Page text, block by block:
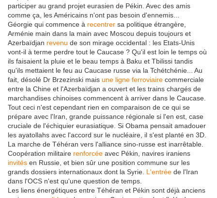
participer au grand projet eurasien de Pékin. Avec des amis
comme ça, les Américains n'ont pas besoin d'ennemis...
Géorgie qui commence à recentrer sa politique étrangère,
Arménie main dans la main avec Moscou depuis toujours et
Azerbaïdjan revenu de son mirage occidental : les Etats-Unis
vont-il à terme perdre tout le Caucase ? Qu'il est loin le temps où
ils faisaient la pluie et le beau temps à Baku et Tbilissi tandis
qu'ils mettaient le feu au Caucase russe via la Tchétchénie... Au
fait, désolé Dr Brzezinski mais une ligne ferroviaire commerciale
entre la Chine et l'Azerbaïdjan a ouvert et les trains chargés de
marchandises chinoises commencent à arriver dans le Caucase.
Tout ceci n'est cependant rien en comparaison de ce qui se
prépare avec l'Iran, grande puissance régionale si l'en est, case
cruciale de l'échiquier eurasiatique. Si Obama pensait amadouer
les ayatollahs avec l'accord sur le nucléaire, il s'est planté en 3D.
La marche de Téhéran vers l'alliance sino-russe est inarrêtable.
Coopération militaire renforcée avec Pékin, navires iraniens
invités en Russie, et bien sûr une position commune sur les
grands dossiers internationaux dont la Syrie. L'entrée de l'Iran
dans l'OCS n'est qu'une question de temps.
Les liens énergétiques entre Téhéran et Pékin sont déjà anciens